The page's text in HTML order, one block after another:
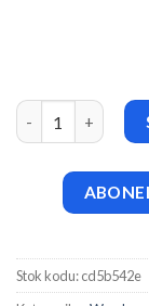
Monarch v1.4.14
Stok kodu:cd5b542e